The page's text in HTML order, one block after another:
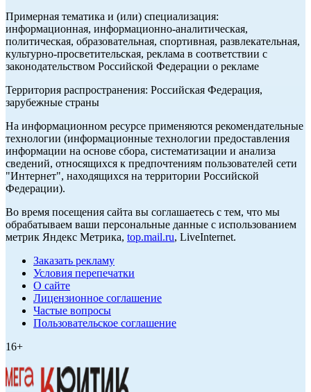
Примерная тематика и (или) специализация:
информационная, информационно-аналитическая,
политическая, образовательная, спортивная, развлекательная,
культурно-просветительская, реклама в соответствии с
законодательством Российской Федерации о рекламе
Территория распространения: Российская Федерация,
зарубежные страны
На информационном ресурсе применяются рекомендательные
технологии (информационные технологии предоставления
информации на основе сбора, систематизации и анализа
сведений, относящихся к предпочтениям пользователей сети
"Интернет", находящихся на территории Российской
Федерации).
Во время посещения сайта вы соглашаетесь с тем, что мы
обрабатываем ваши персональные данные с использованием
метрик Яндекс Метрика, top.mail.ru, LiveInternet.
Заказать рекламу
Условия перепечатки
О сайте
Лицензионное соглашение
Частые вопросы
Пользовательское соглашение
16+